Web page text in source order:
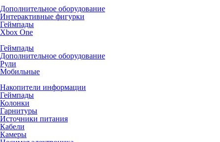
Дополнительное оборудование
Интерактивные фигурки
Геймпады
Xbox One
Геймпады
Дополнительное оборудование
Рули
Мобильные
Накопители информации
Геймпады
Колонки
Гарнитуры
Источники питания
Кабели
Камеры